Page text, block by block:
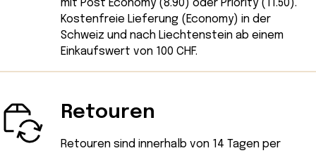
mit Post Economy (8.90) oder Priority (11.50).
Kostenfreie Lieferung (Economy) in der
Schweiz und nach Liechtenstein ab einem
Einkaufswert von 100 CHF.
Retouren
Retouren sind innerhalb von 14 Tagen per